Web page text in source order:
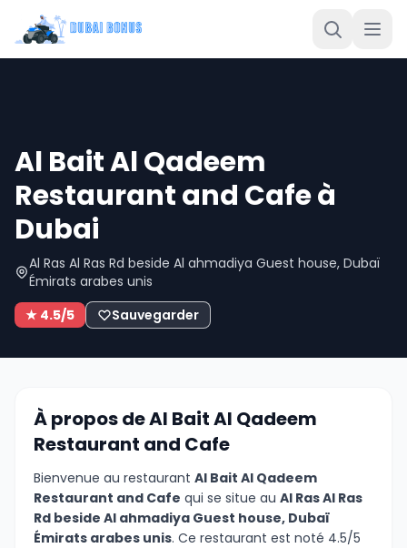
Al Bait Al Qadeem
Restaurant and Cafe à
Dubai
Al Ras Al Ras Rd beside Al ahmadiya Guest house, Dubaï
Émirats arabes unis
★ 4.5/5
Sauvegarder
À propos de Al Bait Al Qadeem
Restaurant and Cafe
Bienvenue au restaurant Al Bait Al Qadeem
Restaurant and Cafe qui se situe au Al Ras Al Ras
Rd beside Al ahmadiya Guest house, Dubaï
Émirats arabes unis. Ce restaurant est noté 4.5/5